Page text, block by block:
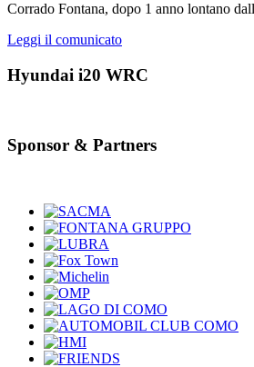
Corrado Fontana, dopo 1 anno lontano
Leggi il comunicato
Hyundai i20 WRC
Sponsor & Partners